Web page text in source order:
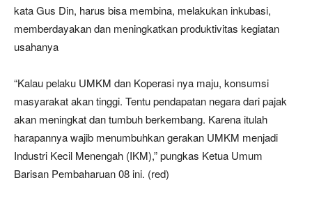
kata Gus Din, harus bisa membina, melakukan inkubasi,
memberdayakan dan meningkatkan produktivitas kegiatan
usahanya
“Kalau pelaku UMKM dan Koperasi nya maju, konsumsi
masyarakat akan tinggi. Tentu pendapatan negara dari pajak
akan meningkat dan tumbuh berkembang. Karena itulah
harapannya wajib menumbuhkan gerakan UMKM menjadi
Industri Kecil Menengah (IKM),” pungkas Ketua Umum
Barisan Pembaharuan 08 ini. (red)